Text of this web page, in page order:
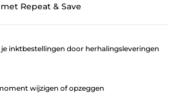
Repeat & Save
je inktbestellingen door herhalingsleveringen
wijzigen of opzeggen